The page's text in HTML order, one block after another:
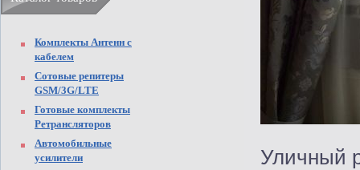
Комплекты Антенн с
кабелем
Сотовые репитеры
GSM/3G/LTE
Готовые комплекты
Ретрансляторов
Автомобильные
усилители
Уличный